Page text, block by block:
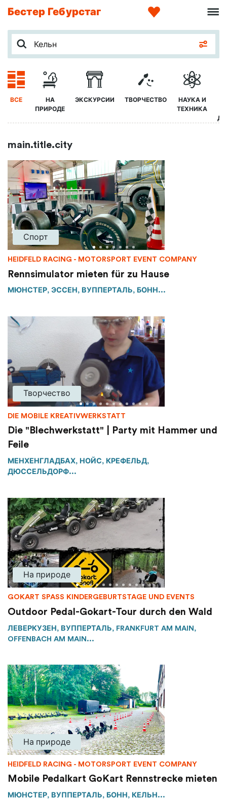
Бестер Гебурстаг
ВСЕ
НА
ПРИРОДЕ
ЭКСКУРСИИ ТВОРЧЕСТВО
НАУКА И
ТЕХНИКА
main.title.city
Спорт
HEIDFELD RACING - MOTORSPORT EVENT COMPANY
Rennsimulator mieten für zu Hause
МЮНСТЕР, ЭССЕН, ВУППЕРТАЛЬ, БОНН...
Творчество
DIE MOBILE KREATIVWERKSTATT
Die "Blechwerkstatt" | Party mit Hammer und
Feile
МЕНХЕНГЛАДБАХ, НОЙС, КРЕФЕЛЬД,
ДЮССЕЛЬДОРФ...
На природе
GOKART SPASS KINDERGEBURTSTAGE UND EVENTS
Outdoor Pedal-Gokart-Tour durch den Wald
ЛЕВЕРКУЗЕН, ВУППЕРТАЛЬ, FRANKFURT AM MAIN,
OFFENBACH AM MAIN...
На природе
HEIDFELD RACING - MOTORSPORT EVENT COMPANY
Mobile Pedalkart GoKart Rennstrecke mieten
МЮНСТЕР, ВУППЕРТАЛЬ, БОНН, КЕЛЬН...